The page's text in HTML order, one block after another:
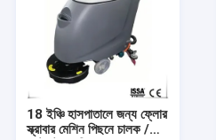
18 ইঞ্চি হাসপাতালে জন্য ফ্লোর
স্ক্রাবার মেশিন পিছনে চালক /